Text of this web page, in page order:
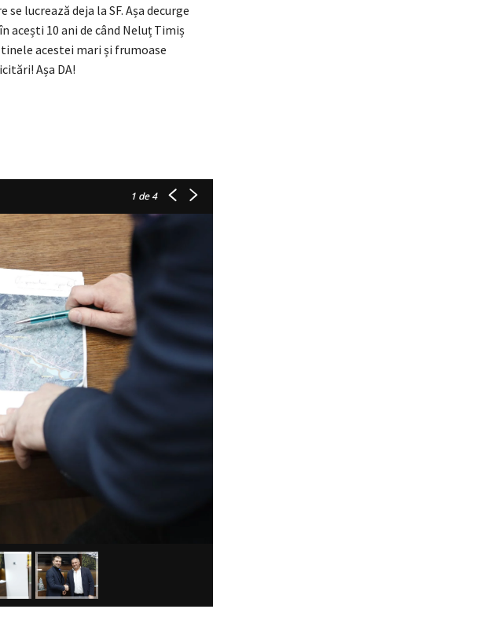
lucrează deja la SF. Așa decurge
acești 10 ani de când Neluț Timiș
acestei mari și frumoase
Așa DA!
1de 4